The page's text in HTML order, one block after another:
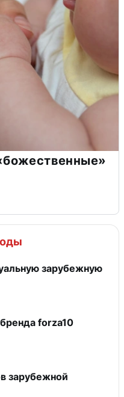
зарубежную
forza10
зарубежной